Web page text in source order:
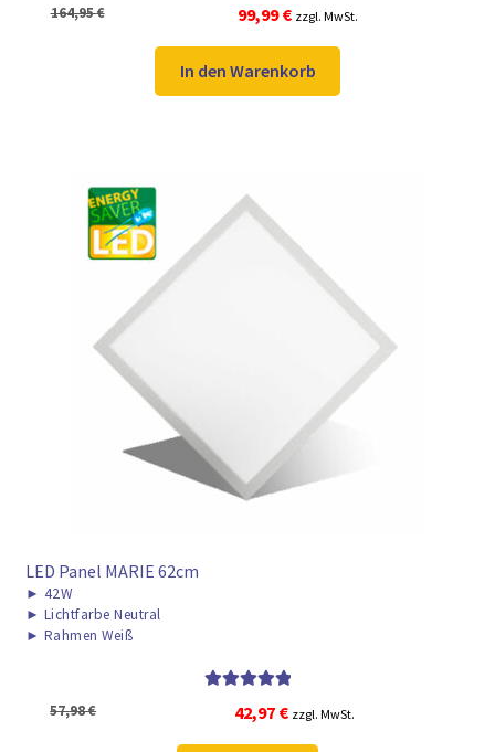
164,95€
Ursprünglicher
war:
164,95 €
99,99€Aktueller
ist:
99,99 €.
zzgl. MwSt.
In den Warenkorb
LED Panel MARIE 62cm
► 42W
► Lichtfarbe Neutral
► Rahmen Weiß
von 5
57,98€
Ursprünglicher
Preis
42,97 €Aktueller
Preis
zzgl. MwSt.